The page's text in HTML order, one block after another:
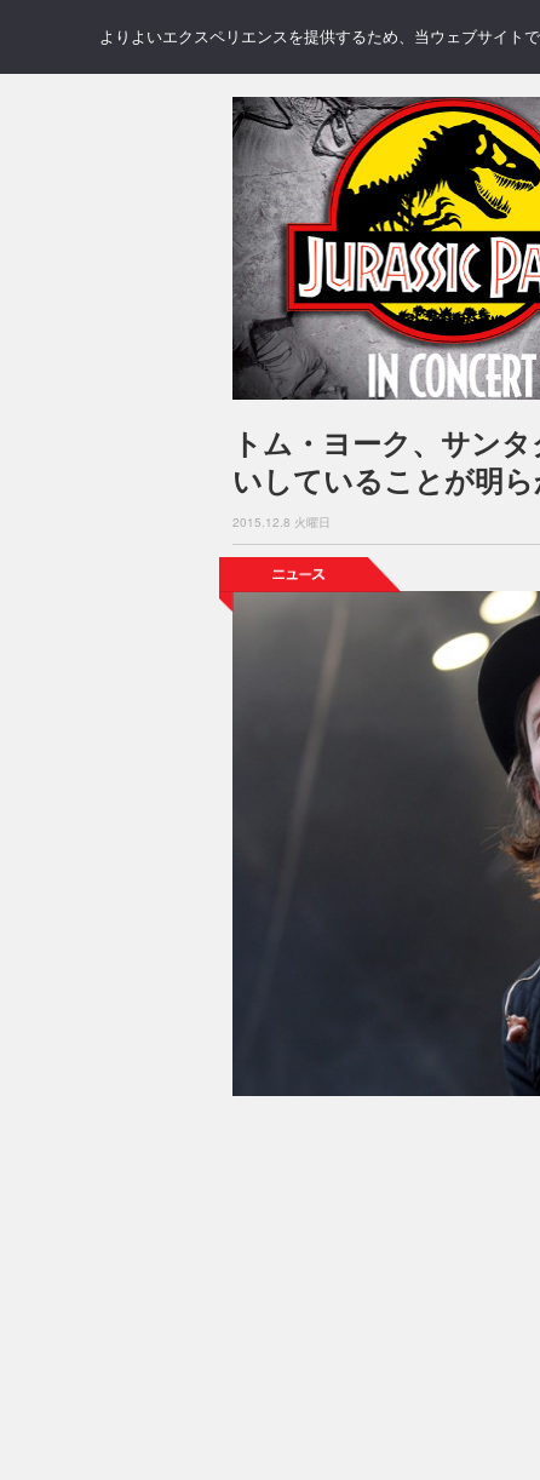
NEWS REVIEWS
トム・ヨーク、サン
いしていることが明
2015.12.8 火曜日
よりよいエクスペリエンスを提供するため、当ウェブサイト